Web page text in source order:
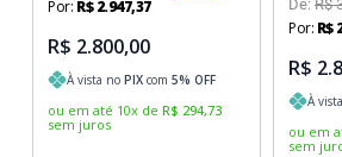
Por: R$ 2.947,37
R$ 2.800,00
À vista noPIX com5% OFF
ou em até 10x de R$ 294,73
sem juros
De: R$
Por: R$
R$
À
ou em
sem